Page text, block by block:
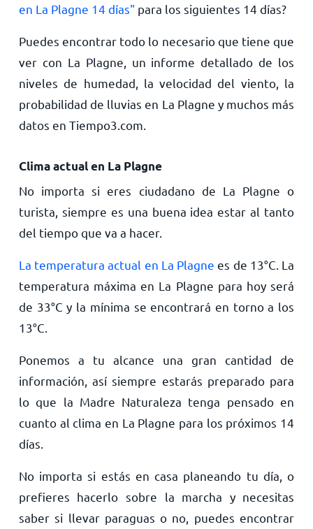
en La Plagne 14 días" para los siguientes 14 días?
Puedes encontrar todo lo necesario que tiene que
ver con La Plagne, un informe detallado de los
niveles de humedad, la velocidad del viento, la
probabilidad de lluvias en La Plagne y muchos más
datos en Tiempo3.com.
Clima actual en La Plagne
No importa si eres ciudadano de La Plagne o
turista, siempre es una buena idea estar al tanto
del tiempo que va a hacer.
La temperatura actual en La Plagne es de 13°C . La
temperatura máxima en La Plagne para hoy será
de 33°C y la mínima se encontrará en torno a los
13°C
Ponemos a tu alcance una gran cantidad de
información, así siempre estarás preparado para
lo que la Madre Naturaleza tenga pensado en
cuanto al clima en La Plagne para los próximos 14
días.
No importa si estás en casa planeando tu día, o
prefieres hacerlo sobre la marcha y necesitas
saber si llevar paraguas o no, puedes encontrar